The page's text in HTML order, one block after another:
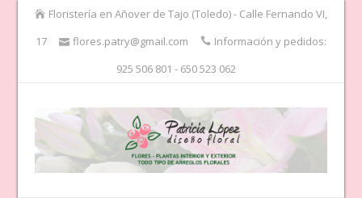
Floristería en Añover de Tajo (Toledo) - Calle Fernando VI,
17
flores.patry@gmail.com
Información y pedidos:
925 506 801 - 650 523 062